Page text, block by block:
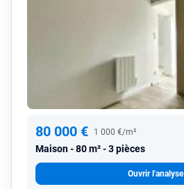
80 000 € 1 000 €/m²
Maison 80 m² - 3 pièces
Ouvrir l'analyse